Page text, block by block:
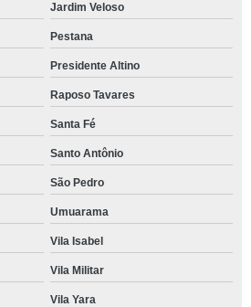
Jardim Veloso
Pestana
Presidente Altino
Raposo Tavares
Santa Fé
Santo Antônio
São Pedro
Umuarama
Vila Isabel
Vila Militar
Vila Yara